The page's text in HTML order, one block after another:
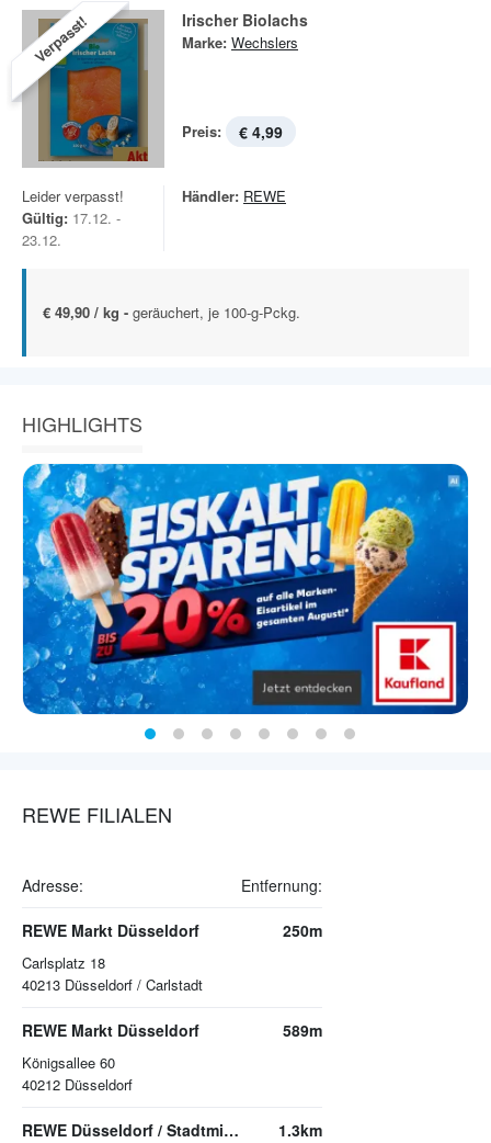
Verpasst! Irischer Biolachs
Marke: Wechslers
Preis: € 4,99
Leider verpasst!
Gültig: 17.12. -
23.12.
Händler: REWE
€ 49,90 / kg - geräuchert, je 100-g-Pckg.
HIGHLIGHTS
REWE FILIALEN
Adresse: Entfernung:
REWE Markt Düsseldorf
Carlsplatz 18
40213 Düsseldorf / Carlstadt
250m
REWE Markt Düsseldorf
Königsallee 60
40212 Düsseldorf
589m
REWE Düsseldorf / Stadtmitte 1.3km